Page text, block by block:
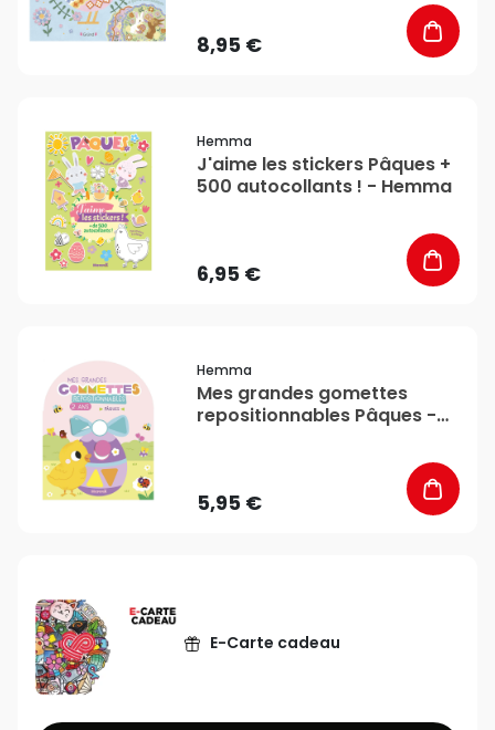
8,95 €
Hemma
J'aime les stickers Pâques +
500 autocollants ! - Hemma
6,95 €
Hemma
Mes grandes gomettes
repositionnables Pâques -
5,95 €
E-Carte cadeau